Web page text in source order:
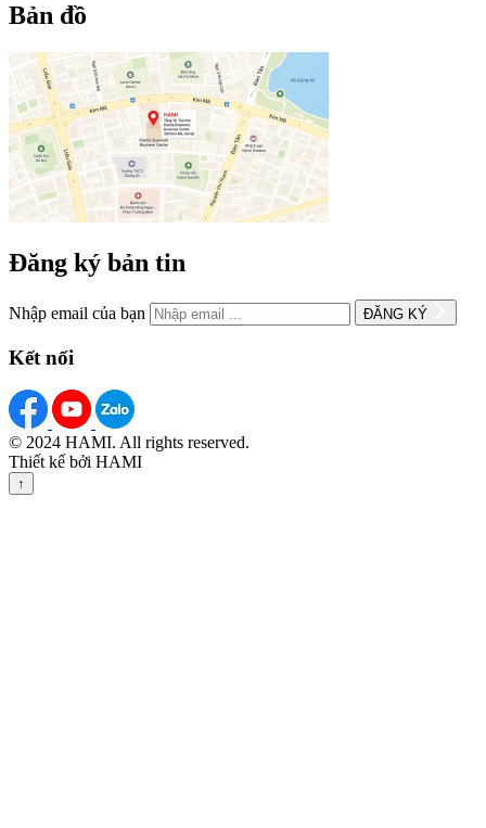
Bản đồ
Đăng ký bản tin
Nhập email của bạn ĐĂNG KÝ
Kết nối
© 2024 HAMI. All rights reserved.
Thiết kế bởi HAMI
↑